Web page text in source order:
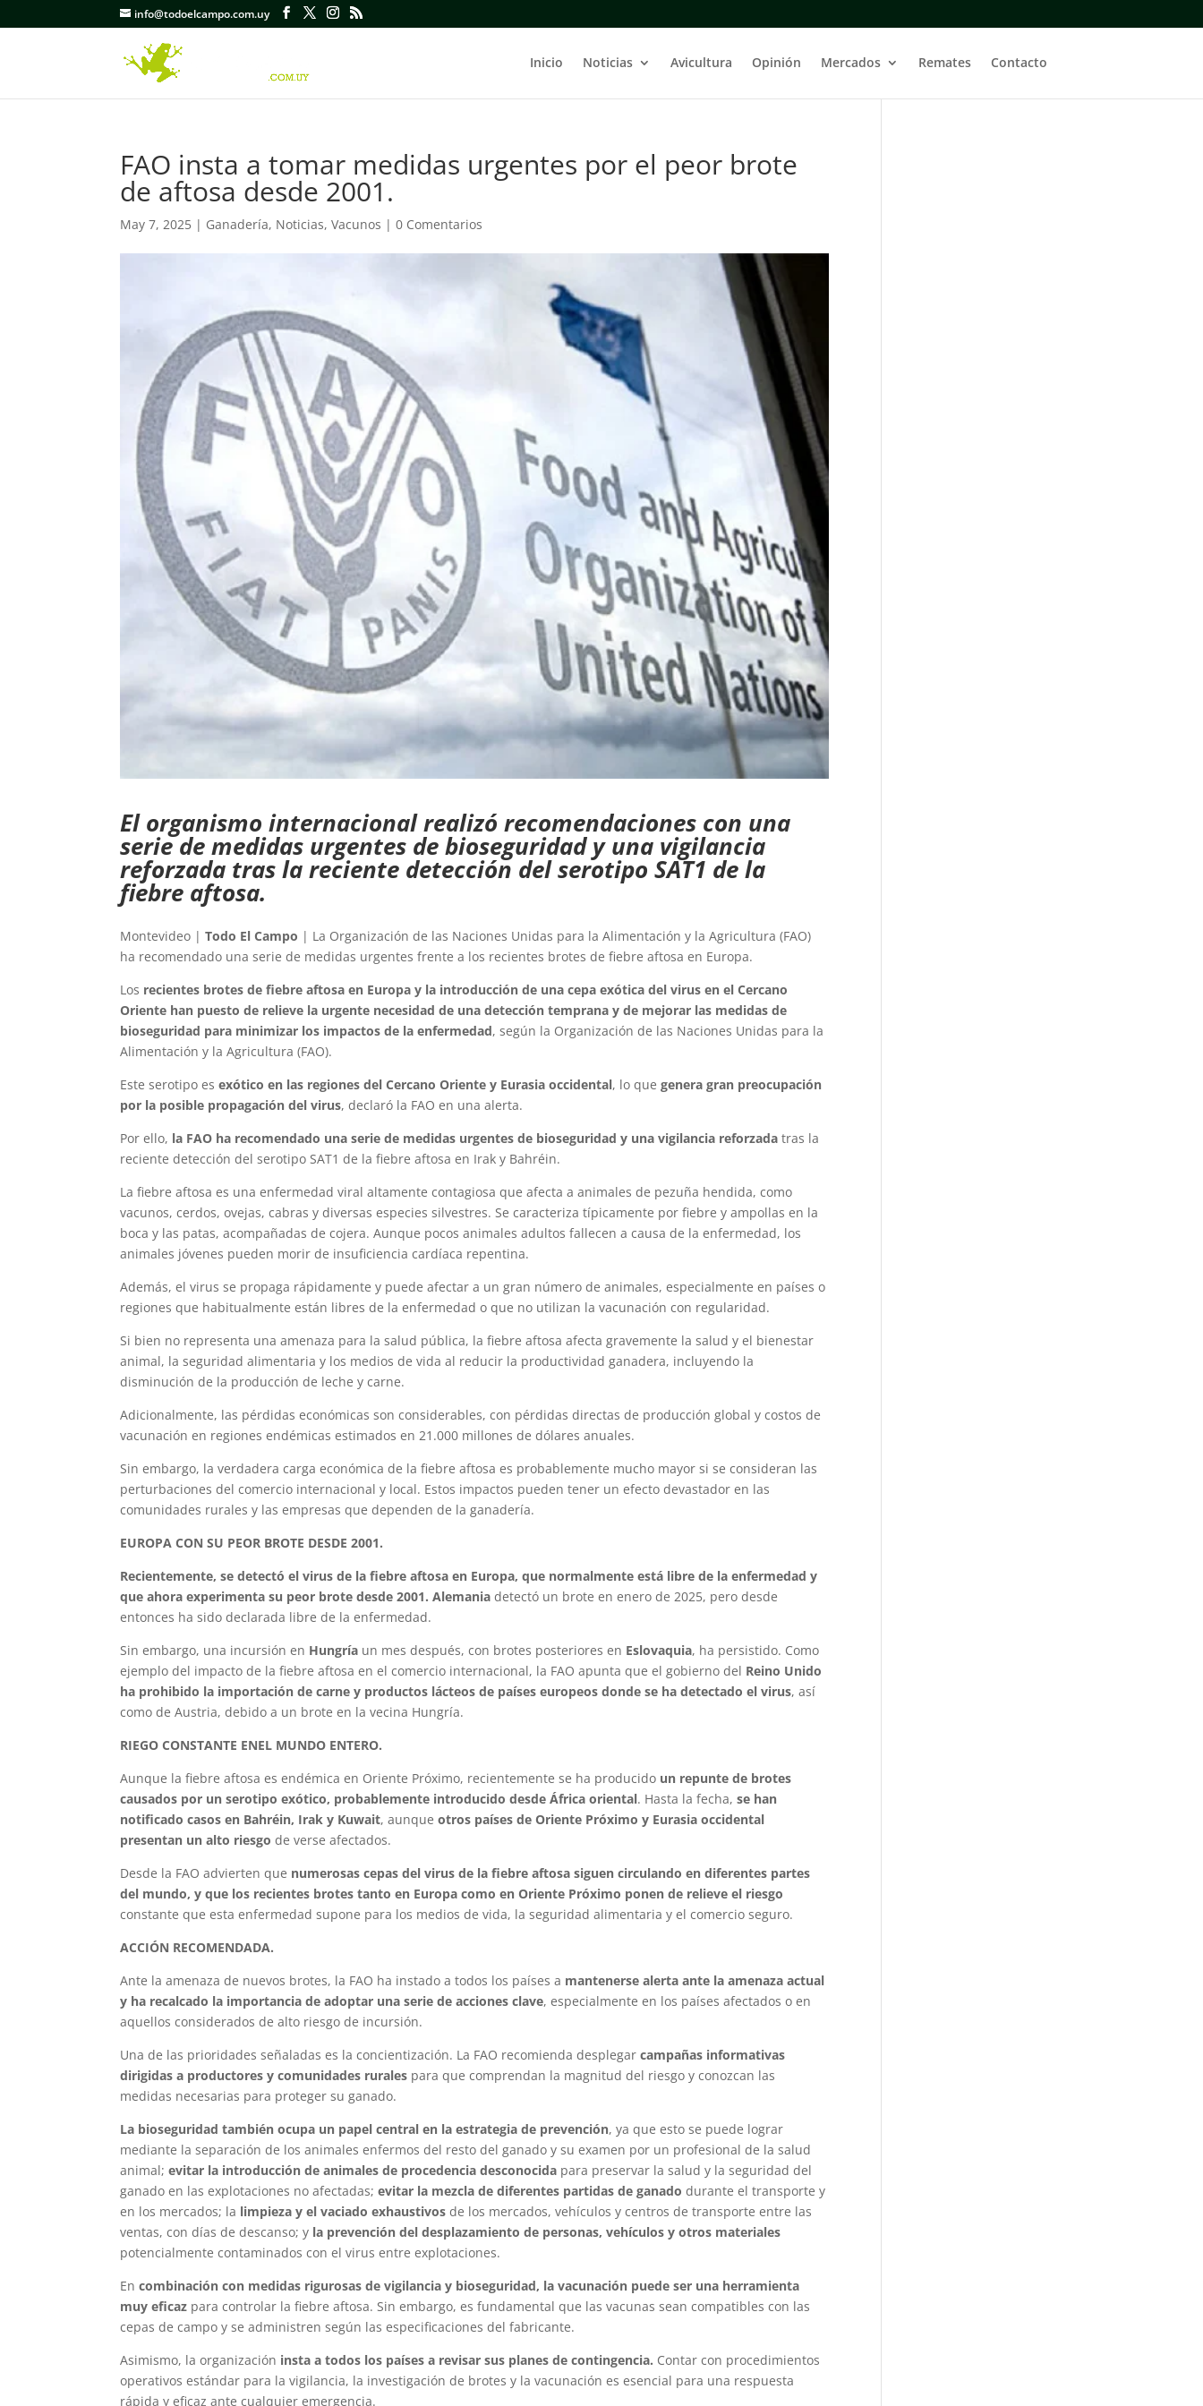
info@todoelcampo.com.uy
Inicio Noticias Avicultura Opinión Mercados Remates Contacto
FAO insta a tomar medidas urgentes por el peor brote
de aftosa desde 2001.
May 7, 2025 | Ganadería, Noticias,Vacunos |0 Comentarios
El organismo internacional realizó recomendaciones con una
serie de medidas urgentes de bioseguridad y una vigilancia
reforzada tras la reciente detección del serotipo SAT1 de la
fiebre aftosa.
Montevideo |Todo El Campo | La Organización de las Naciones Unidas para la Alimentación y la Agricultura (FAO)
ha recomendado una serie de medidas urgentes frente a los recientes brotes de fiebre aftosa en Europa.
Los recientes brotes de fiebre aftosa en Europa y la introducción de una cepa exótica del virus en el Cercano
Oriente han puesto de relieve la urgente necesidad de una detección temprana y de mejorar las medidas de
bioseguridad para minimizar los impactos de la enfermedad, según la Organización de las Naciones Unidas para la
Alimentación y la Agricultura (FAO).
Este serotipo esexótico en las regiones del Cercano Oriente y Eurasia occidental, lo quegenera gran preocupación
por la posible propagación del virus, declaró la FAO en una alerta.
Por ello, la FAO ha recomendado una serie de medidas urgentes de bioseguridad y una vigilancia reforzadatras la
reciente detección del serotipo SAT1 de la fiebre aftosa en Irak y Bahréin.
La fiebre aftosa es una enfermedad viral altamente contagiosa que afecta a animales de pezuña hendida, como
vacunos, cerdos, ovejas, cabras y diversas especies silvestres. Se caracteriza típicamente por fiebre y ampollas en la
boca y las patas, acompañadas de cojera. Aunque pocos animales adultos fallecen a causa de la enfermedad, los
animales jóvenes pueden morir de insuficiencia cardíaca repentina.
Además, el virus se propaga rápidamente y puede afectar a un gran número de animales, especialmente en países o
regiones que habitualmente están libres de la enfermedad o que no utilizan la vacunación con regularidad.
Si bien no representa una amenaza para la salud pública, la fiebre aftosa afecta gravemente la salud y el bienestar
animal, la seguridad alimentaria y los medios de vida al reducir la productividad ganadera, incluyendo la
disminución de la producción de leche y carne.
Adicionalmente, las pérdidas económicas son considerables, con pérdidas directas de producción global y costos de
vacunación en regiones endémicas estimados en 21.000 millones de dólares anuales.
Sin embargo, la verdadera carga económica de la fiebre aftosa es probablemente mucho mayor si se consideran las
perturbaciones del comercio internacional y local. Estos impactos pueden tener un efecto devastador en las
comunidades rurales y las empresas que dependen de la ganadería.
EUROPA CON SU PEOR BROTE DESDE 2001.
Recientemente, se detectó el virus de la fiebre aftosa en Europa, que normalmente está libre de la enfermedad y
que ahora experimenta su peor brote desde 2001. Alemania detectó un brote en enero de 2025, pero desde
entonces ha sido declarada libre de la enfermedad.
Sin embargo, una incursión en Hungría un mes después, con brotes posteriores en Eslovaquia, ha persistido. Como
ejemplo del impacto de la fiebre aftosa en el comercio internacional, la FAO apunta que el gobierno del Reino Unido
ha prohibido la importación de carne y productos lácteos de países europeos donde se ha detectado el virus, así
como de Austria, debido a un brote en la vecina Hungría.
RIEGO CONSTANTE ENEL MUNDO ENTERO.
Aunque la fiebre aftosa es endémica en Oriente Próximo, recientemente se ha producido un repunte de brotes
causados por un serotipo exótico, probablemente introducido desde África oriental. Hasta la fecha,se han
notificado casos en Bahréin, Irak y Kuwait, aunqueotros países de Oriente Próximo y Eurasia occidental
presentan un alto riesgo de verse afectados.
Desde la FAO advierten que numerosas cepas del virus de la fiebre aftosa siguen circulando en diferentes partes
del mundo, y que los recientes brotes tanto en Europa como en Oriente Próximo ponen de relieve el riesgo
constante que esta enfermedad supone para los medios de vida, la seguridad alimentaria y el comercio seguro.
ACCIÓN RECOMENDADA.
Ante la amenaza de nuevos brotes, la FAO ha instado a todos los países a mantenerse alerta ante la amenaza actual
y ha recalcado la importancia de adoptar una serie de acciones clave, especialmente en los países afectados o en
aquellos considerados de alto riesgo de incursión.
Una de las prioridades señaladas es la concientización. La FAO recomienda desplegarcampañas informativas
dirigidas a productores y comunidades rurales para que comprendan la magnitud del riesgo y conozcan las
medidas necesarias para proteger su ganado.
La bioseguridad también ocupa un papel central en la estrategia de prevención, ya que esto se puede lograr
mediante la separación de los animales enfermos del resto del ganado y su examen por un profesional de la salud
animal;evitar la introducción de animales de procedencia desconocida para preservar la salud y la seguridad del
ganado en las explotaciones no afectadas;evitar la mezcla de diferentes partidas de ganado durante el transporte y
en los mercados; la limpieza y el vaciado exhaustivos de los mercados, vehículos y centros de transporte entre las
ventas, con días de descanso; y la prevención del desplazamiento de personas, vehículos y otros materiales
potencialmente contaminados con el virus entre explotaciones.
Encombinación con medidas rigurosas de vigilancia y bioseguridad, la vacunación puede ser una herramienta
muy eficaz para controlar la fiebre aftosa. Sin embargo, es fundamental que las vacunas sean compatibles con las
cepas de campo y se administren según las especificaciones del fabricante.
Asimismo, la organización insta a todos los países a revisar sus planes de contingencia. Contar con procedimientos
operativos estándar para la vigilancia, la investigación de brotes y la vacunación es esencial para una respuesta
rápida y eficaz ante cualquier emergencia.